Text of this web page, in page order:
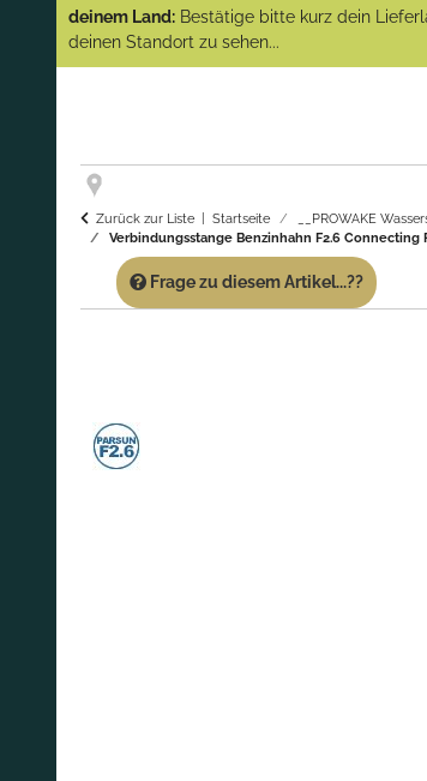
(Abverkauf)!
GARANTIE UND SERVICE:
deinem Land: Bestätige bitte kurz dein
deinen Standort zu sehen...
Zurück zur Liste Startseite __PROWAKE
Verbindungsstange Benzinhahn F2.6
Frage zu diesem Artikel...??